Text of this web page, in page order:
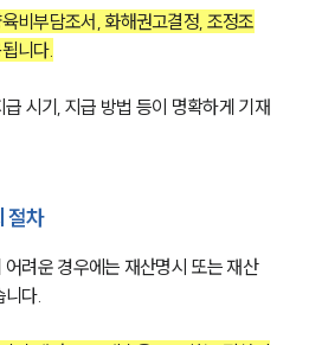
비부담조서, 화해권고결정, 조정조
니다.
시기, 지급 방법 등이 명확하게 기재
절차
려운 경우에는 재산명시 또는 재산
니다.